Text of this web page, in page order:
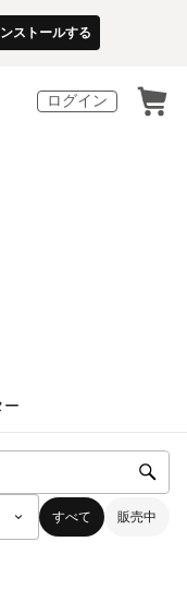
ストールする
ログイン
ー
すべて 販売中